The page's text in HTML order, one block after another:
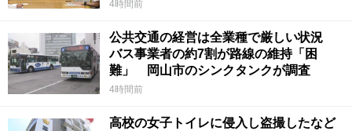
4時間前
公共交通の経営は全業種で厳しい状況
バス事業者の約7割が路線の維持「困
難」 岡山市のシンクタンクが調査
4時間前
高校の女子トイレに侵入し盗撮したなど